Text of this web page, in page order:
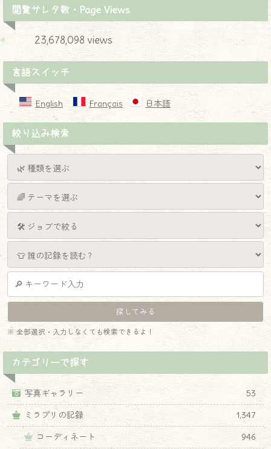
閲覧サレタ数・Page Views
23,678,098 views
言語スイッチ
English Français 日本語
絞り込み検索
※ 全部選択・入力しなくても検索できるよ！
カテゴリーで探す
写真ギャラリー
53
ミラプリの記録
1,347
コーディネート
946